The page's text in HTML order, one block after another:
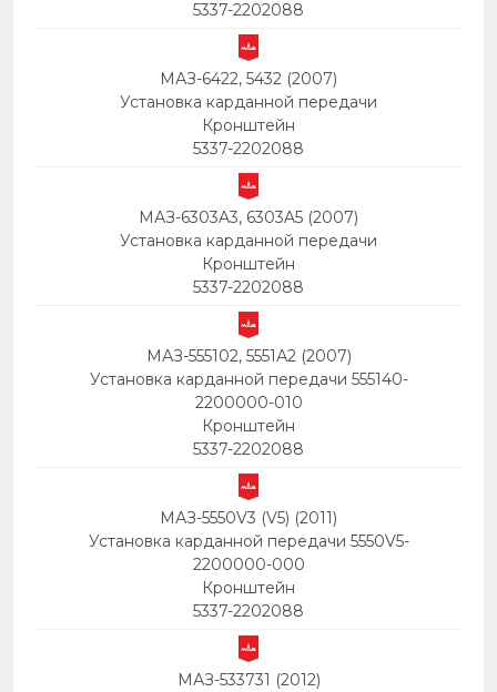
5337-2202088
МАЗ-6422, 5432 (2007)
Установка карданной передачи
Кронштейн
5337-2202088
МАЗ-6303A3, 6303A5 (2007)
Установка карданной передачи
Кронштейн
5337-2202088
МАЗ-555102, 5551А2 (2007)
Установка карданной передачи 555140-
2200000-010
Кронштейн
5337-2202088
МАЗ-5550V3 (V5) (2011)
Установка карданной передачи 5550V5-
2200000-000
Кронштейн
5337-2202088
МАЗ-533731 (2012)